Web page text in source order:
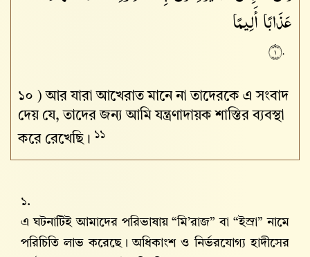
১০ )আর যারা আখেরাত মানে না তাদেরকে এ সংবাদ
দেয় যে, তাদের জন্য আমি যন্ত্রণাদায়ক শাস্তির ব্যবস্থা
করে রেখেছি। ১১
عَذَابًاأَلِيمًا
١٠
১.
এ ঘটনাটিই আমাদের পরিভাষায় “মি’রাজ” বা “ইস্রা” নামে
পরিচিতি লাভ করেছে। অধিকাংশ ও নির্ভরযোগ্য হাদীসের